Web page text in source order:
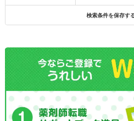
検索条件を保存す